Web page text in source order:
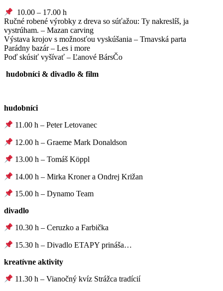
10.00 – 17.00 h
Ručné robené výrobky z dreva so súťažou: Ty nakreslíš, ja
vystrúham. – Mazan carving
Výstava krojov s možnosťou vyskúšania – Trnavská parta
Parádny bazár – Les i more
Poď skúsiť vyšívať – Ľanové BársČo
hudobníci & divadlo & film
hudobníci
11.00 h – Peter Letovanec
12.00 h – Graeme Mark Donaldson
13.00 h – Tomáš Köppl
14.00 h – Mirka Kroner a Ondrej Križan
15.00 h – Dynamo Team
divadlo
10.30 h – Ceruzko a Farbička
15.30 h – Divadlo ETAPY prináša…
kreatívne aktivity
11.30 h – Vianočný kvíz Strážca tradícií